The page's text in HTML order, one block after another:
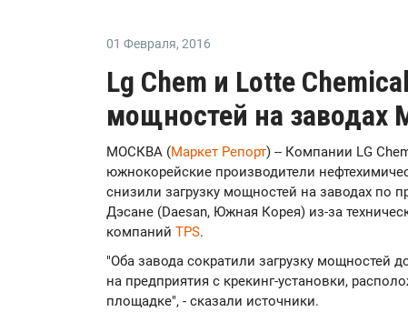
01 Февраля, 2016
Lg Chem и Lotte
мощностей на заводах
МОСКВА (Маркет Репорт) -- Компании LG
южнокорейские производители
снизили загрузку мощностей на заводах по
Дэсане (Daesan, Южная Корея) из-за
компаний TPS.
"Оба завода сократили загрузку мощностей
на предприятия с крекинг-установки,
площадке", - сказали источники.